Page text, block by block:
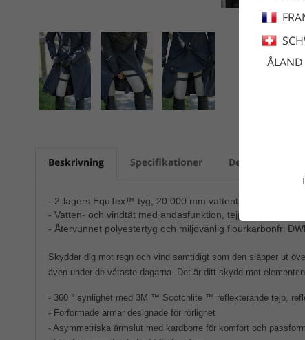
ÅLAND
Beskrivning Specifikationer Dela
- 2-lagers EquTex™ tyg, 20 000 mm vattentäthet och 20
- Vatten- och vindtät med andasfunktion, tejpade sömmar
- Återvunnet polyestertyg och miljövänlig flourkarbonfri
Skyddar dig mot regn och vind samtidigt som den släpper ut
även under de våtaste dagarna. Det är ditt skydd mot
- 360 ° synlighet med 3M ™ Scotchlite ™ reflekterande tejp,
- Förformade ärmar designade för rörlighet
- Asymmetriska ärmslut med kardborre för komfort och passform